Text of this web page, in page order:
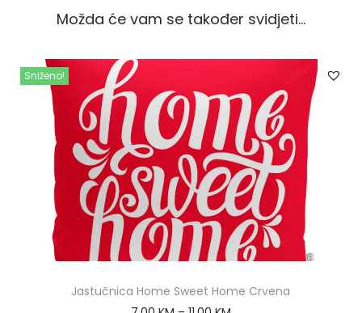
Možda će vam se također svidjeti…
Sniženo!
Jastučnica Home Sweet Home Crvena